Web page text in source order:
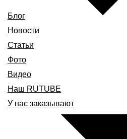
Блог
Новости
Статьи
Фото
Видео
Наш RUTUBE
У нас заказывают